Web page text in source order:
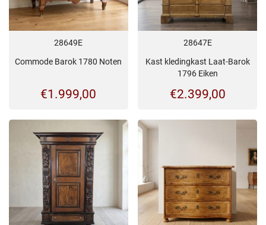
28649E
Commode Barok 1780 Noten
€1.999,00
28647E
Kast kledingkast Laat-Barok
1796 Eiken
€2.399,00